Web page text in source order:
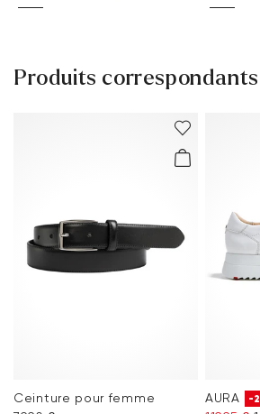
Produits correspondants
Ceinture pour femme
AURA -